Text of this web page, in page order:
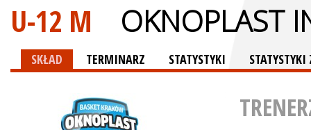
U-12 M OKNOPLAST
SKŁAD TERMINARZ STATYSTYKI